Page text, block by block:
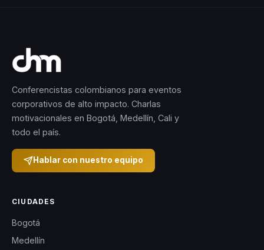
Conferencistas colombianos para eventos
corporativos de alto impacto. Charlas
motivacionales en Bogotá, Medellín, Cali y
todo el país.
Hablar con nuestro equipo
CIUDADES
Bogotá
Medellín